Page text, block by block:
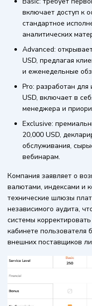
включает доступ к
стандартное
аналитических
Advanced:
USD, предлагая
и еженедельные
Pro: разработан
USD, включает в
менеджера и
Exclusive:
20,000 USD,
обслуживания,
вебинарам.
Компания заявляет о
валютами, индексами и
технические шлюзы
независимого аудита,
системы
кабинете пользователя
внешних поставщиков